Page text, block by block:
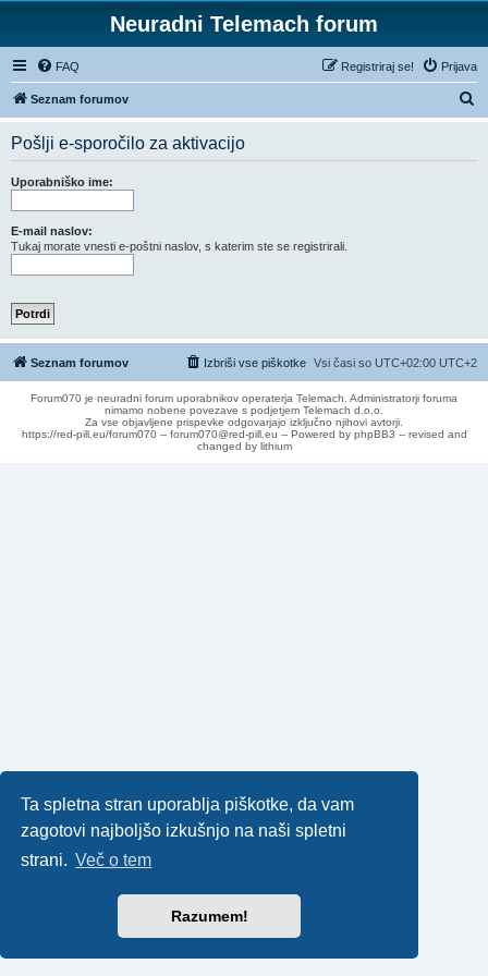
Ta spletna stran uporablja piškotke, da vam
zagotovi najboljšo izkušnjo na naši spletni
strani. Več o tem
Razumem!
Neuradni Telemach forum
FAQ Prijava
Registriraj se!
Seznam forumov
s
Pošlji e-sporočilo za aktivacijo
Uporabniško ime:
E-mail naslov:
Tukaj morate vnesti e-poštni naslov, s katerim ste se registrirali.
Seznam forumov Vsi časi so UTC+02:00 UTC+2
Izbriši vse piškotke
Forum070 je neuradni forum uporabnikov operaterja Telemach. Administratorji foruma
nimamo nobene povezave s podjetjem Telemach d.o.o.
Za vse objavljene prispevke odgovarjajo izključno njihovi avtorji.
https://red-pill.eu/forum070 -- forum070@red-pill.eu -- Powered by phpBB3 -- revised and
changed by lithium